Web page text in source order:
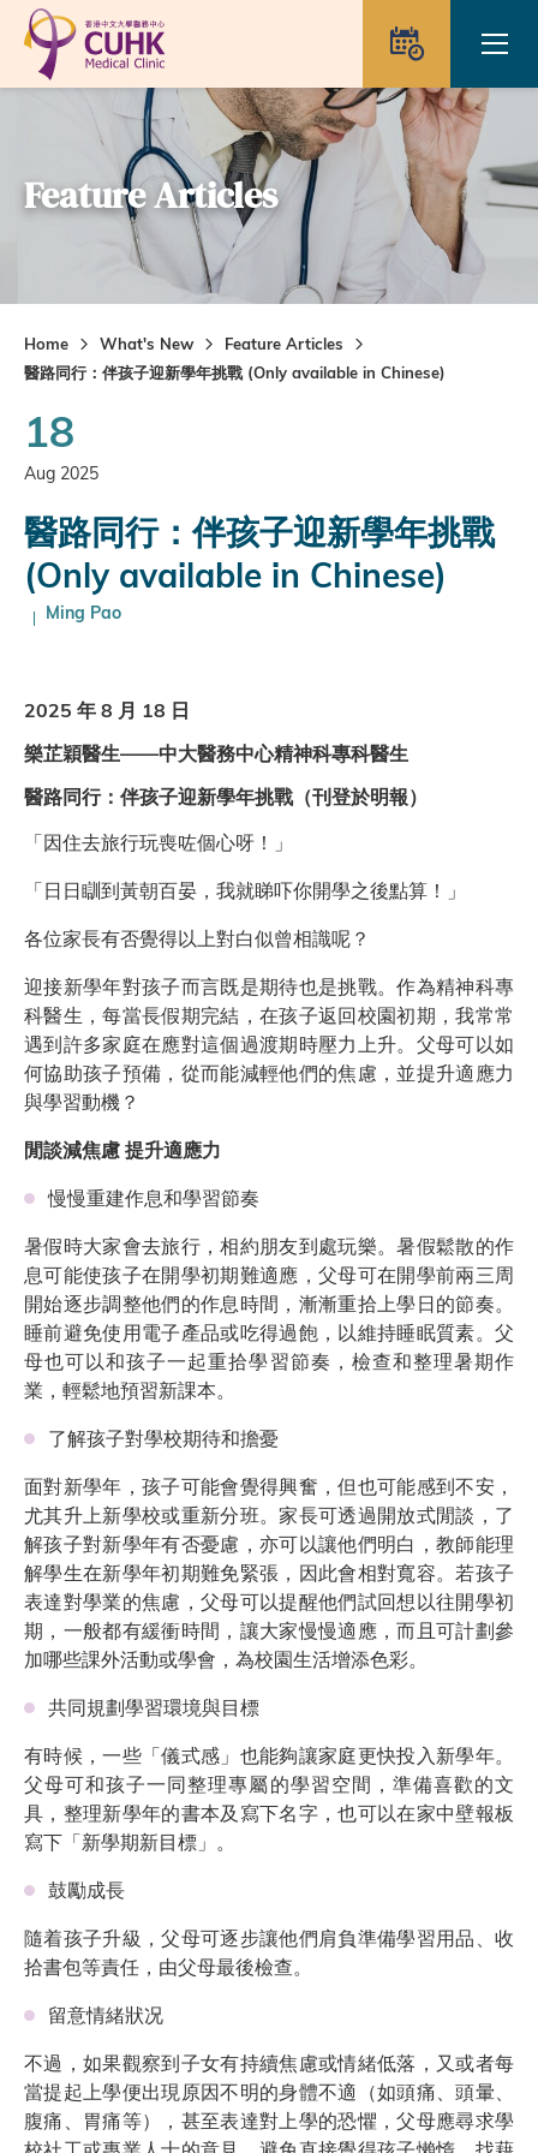
Skip to main content
Feature Articles
Home What's New
Feature Articles
醫路同行：伴孩子迎新學年挑戰 (Only available in Chinese)
18
Aug 2025
醫路同行：伴孩子迎新學年挑戰
(Only available in Chinese)
Ming Pao
2025 年 8 月 18 日
樂芷穎醫生——中大醫務中心精神科專科醫生
醫路同行：伴孩子迎新學年挑戰（刊登於明報）
「因住去旅行玩喪咗個心呀！」
「日日瞓到黃朝百晏，我就睇吓你開學之後點算！」
各位家長有否覺得以上對白似曾相識呢？
迎接新學年對孩子而言既是期待也是挑戰。作為精神科專
科醫生，每當長假期完結，在孩子返回校園初期，我常常
遇到許多家庭在應對這個過渡期時壓力上升。父母可以如
何協助孩子預備，從而能減輕他們的焦慮，並提升適應力
與學習動機？
閒談減焦慮 提升適應力
慢慢重建作息和學習節奏
暑假時大家會去旅行，相約朋友到處玩樂。暑假鬆散的作
息可能使孩子在開學初期難適應，父母可在開學前兩三周
開始逐步調整他們的作息時間，漸漸重拾上學日的節奏。
睡前避免使用電子產品或吃得過飽，以維持睡眠質素。父
母也可以和孩子一起重拾學習節奏，檢查和整理暑期作
業，輕鬆地預習新課本。
了解孩子對學校期待和擔憂
面對新學年，孩子可能會覺得興奮，但也可能感到不安，
尤其升上新學校或重新分班。家長可透過開放式閒談，了
解孩子對新學年有否憂慮，亦可以讓他們明白，教師能理
解學生在新學年初期難免緊張，因此會相對寬容。若孩子
表達對學業的焦慮，父母可以提醒他們試回想以往開學初
期，一般都有緩衝時間，讓大家慢慢適應，而且可計劃參
加哪些課外活動或學會，為校園生活增添色彩。
共同規劃學習環境與目標
有時候，一些「儀式感」也能夠讓家庭更快投入新學年。
父母可和孩子一同整理專屬的學習空間，準備喜歡的文
具，整理新學年的書本及寫下名字，也可以在家中壁報板
寫下「新學期新目標」。
鼓勵成長
隨着孩子升級，父母可逐步讓他們肩負準備學習用品、收
拾書包等責任，由父母最後檢查。
留意情緒狀况
不過，如果觀察到子女有持續焦慮或情緒低落，又或者每
當提起上學便出現原因不明的身體不適（如頭痛、頭暈、
腹痛、胃痛等），甚至表達對上學的恐懼，父母應尋求學